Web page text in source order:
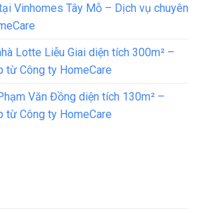
Vinhomes Tây Mỗ – Dịch vụ chuyên
Lotte Liễu Giai diện tích 300m² –
từ Công ty HomeCare
Văn Đồng diện tích 130m² –
từ Công ty HomeCare